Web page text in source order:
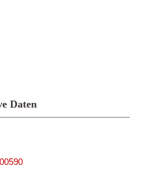
Daten